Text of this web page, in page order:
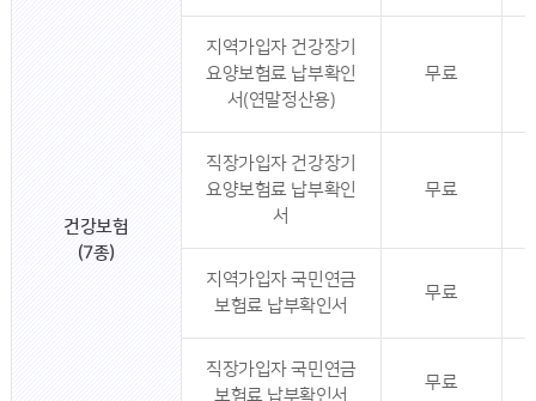
건강보험
(7종)
지역가입자 건강장기
요양보험료 납부확인
서(연말정산용)
무료
직장가입자 건강장기
요양보험료 납부확인
서
무료
지역가입자 국민연금
보험료 납부확인서
무료
직장가입자 국민연금
보험료 납부확인서
무료